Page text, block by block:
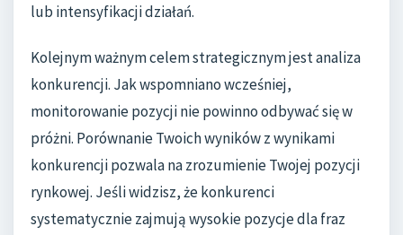
lub intensyfikacji działań.
Kolejnym ważnym celem strategicznym jest analiza
konkurencji. Jak wspomniano wcześniej,
monitorowanie pozycji nie powinno odbywać się w
próżni. Porównanie Twoich wyników z wynikami
konkurencji pozwala na zrozumienie Twojej pozycji
rynkowej. Jeśli widzisz, że konkurenci
systematycznie zajmują wysokie pozycje dla fraz